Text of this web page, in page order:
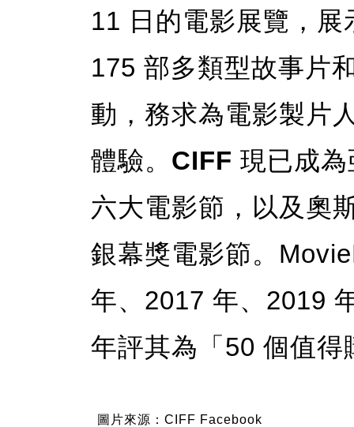
11 日的電影展覽，
175 部多類型故事片
動，務求為電影製片
體驗。 CIFF 現已成
六大電影節，以及奧
銀幕獎電影節。
年、2017 年、2019
年評其為「50 個值
圖片來源：CIFF Facebook